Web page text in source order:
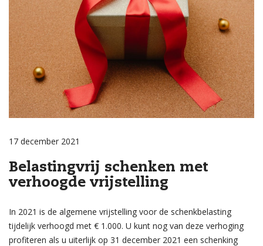
17 december 2021
Belastingvrij schenken met
verhoogde vrijstelling
In 2021 is de algemene vrijstelling voor de schenkbelasting
tijdelijk verhoogd met € 1.000. U kunt nog van deze verhoging
profiteren als u uiterlijk op 31 december 2021 een schenking